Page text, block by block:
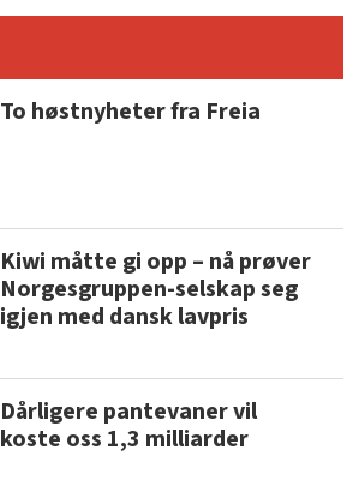
To høstnyheter fra Freia
Kiwi måtte gi opp – nå prøver
Norgesgruppen-selskap seg
igjen med dansk lavpris
Dårligere pantevaner vil
koste oss 1,3 milliarder